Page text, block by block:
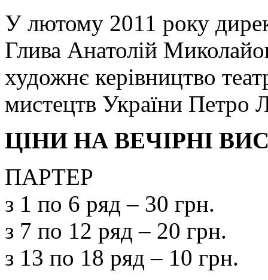
У лютому 2011 року
Глива Анатолій
художнє керівництво
мистецтв України Петро
ЦІНИ НА ВЕЧІРНІ
ПАРТЕР
з 1 по 6 ряд – 30 грн.
з 7 по 12 ряд – 20 грн.
з 13 по 18 ряд – 10 грн.